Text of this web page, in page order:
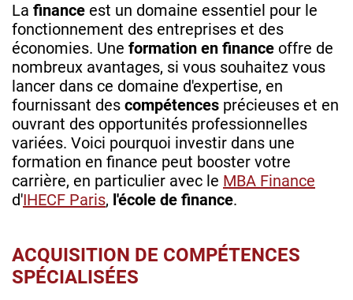
La finance est un domaine essentiel pour le
fonctionnement des entreprises et des
économies. Une formation en finance offre de
nombreux avantages, si vous souhaitez vous
lancer dans ce domaine d'expertise, en
fournissant des compétences précieuses et en
ouvrant des opportunités professionnelles
variées. Voici pourquoi investir dans une
formation en finance peut booster votre
carrière, en particulier avec le MBA Finance
d'IHECF Paris, l'école de finance.
ACQUISITION DE COMPÉTENCES
SPÉCIALISÉES